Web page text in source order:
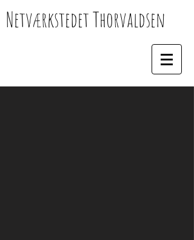
Netværkstedet Thorvaldsen